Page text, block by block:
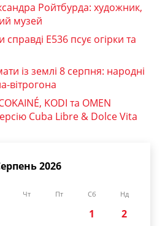
Ройтбурда: художник,
музей
справді Е536 псує огірки та
із землі 8 серпня: народні
вітрогона
KODI та OMEN
Cuba Libre & Dolce Vita
2026
Чт Пт Сб Нд
1
2